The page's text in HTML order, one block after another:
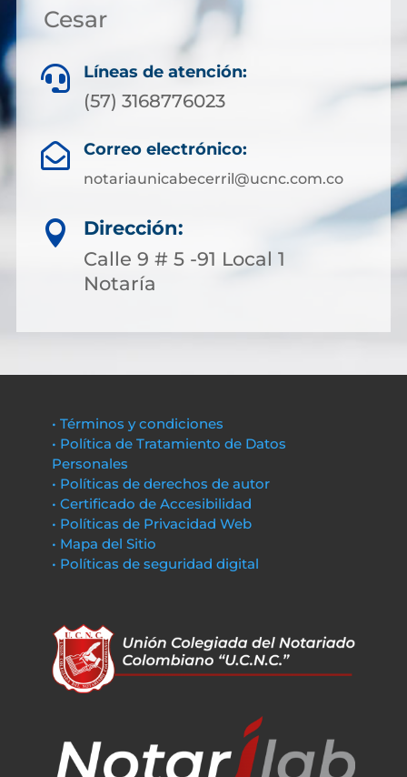
Cesar
 Líneas de atención:
(57) 3168776023
 Correo electrónico:
notariaunicabecerril@ucnc.com.co

Dirección:
Calle 9 # 5 -91 Local 1
Notaría
• Términos y condiciones
• Política de Tratamiento de Datos
Personales
• Políticas de derechos de autor
• Certificado de Accesibilidad
• Políticas de Privacidad Web
• Mapa del Sitio
• Políticas de seguridad digital